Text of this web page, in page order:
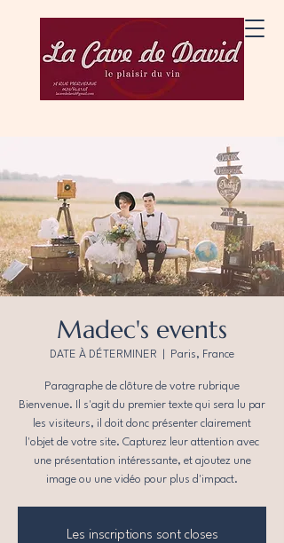
Madec's events
DATE À DÉTERMINER Paris, France
Paragraphe de clôture de votre rubrique
Bienvenue. Il s'agit du premier texte qui sera lu par
les visiteurs, il doit donc présenter clairement
l'objet de votre site. Capturez leur attention avec
une présentation intéressante, et ajoutez une
image ou une vidéo pour plus d'impact.
Les inscriptions sont closes